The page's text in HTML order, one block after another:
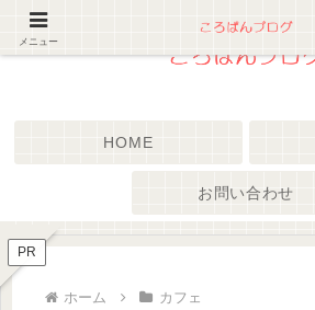
HOME
お問い合わせ
PR
ホーム カフェ
メニュー